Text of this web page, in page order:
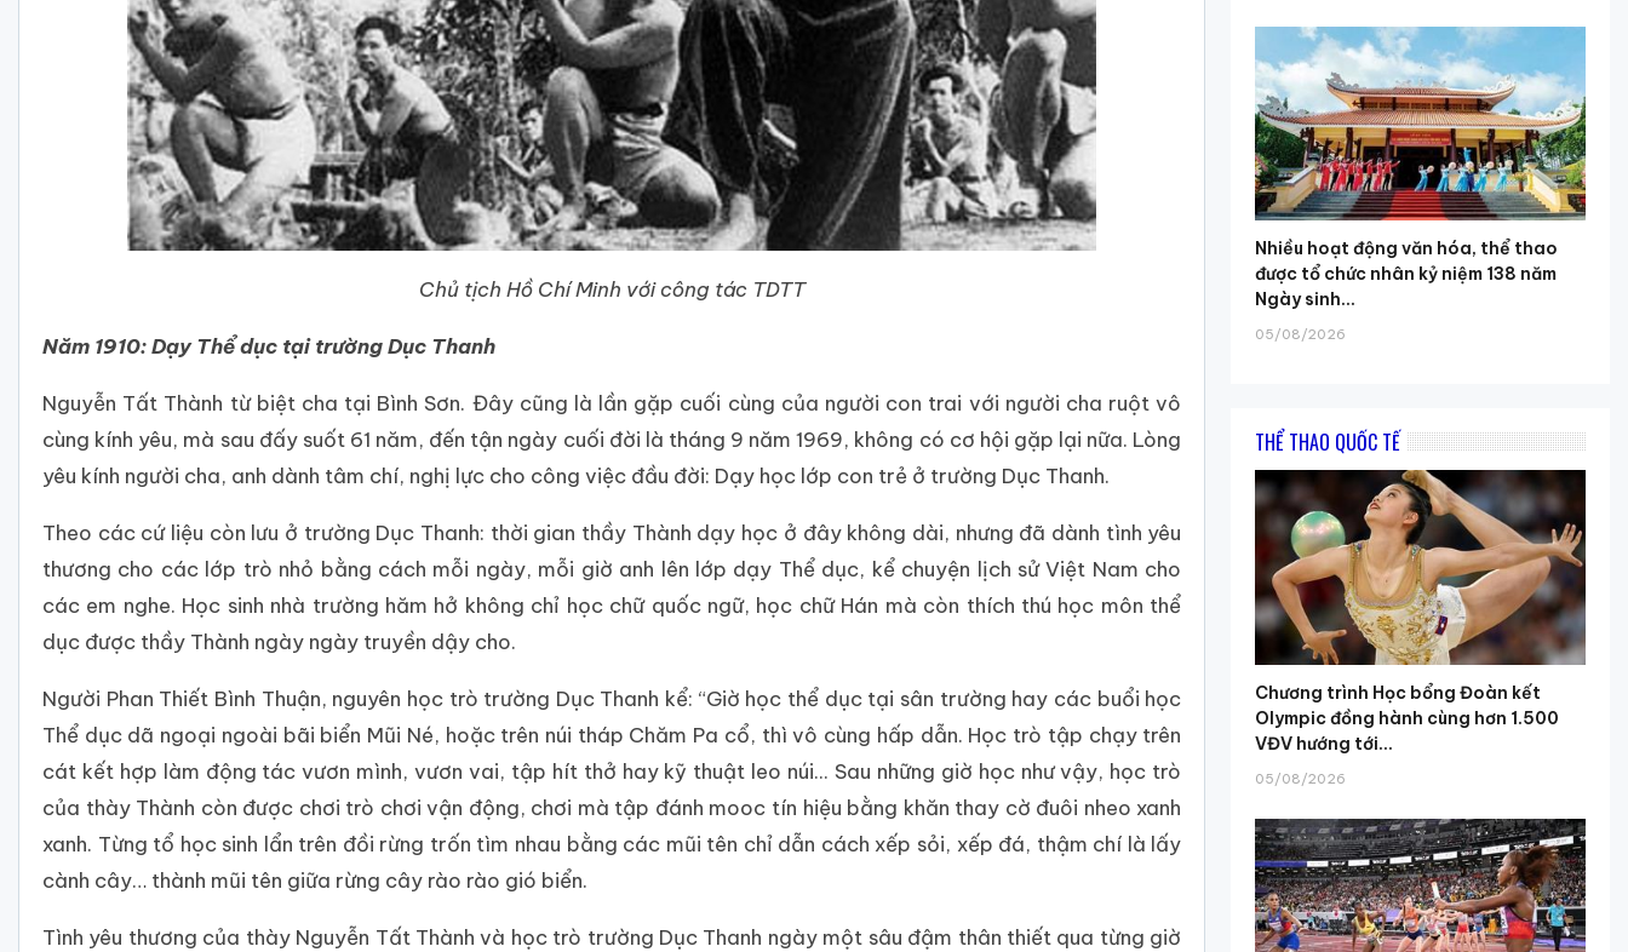
Chủ tịch Hồ Chí Minh với công tác TDTT
Năm 1910: Dạy Thể dục tại trường Dục Thanh
Nguyễn Tất Thành từ biệt cha tại Bình Sơn. Đây cũng là lần gặp cuối cùng của người con trai với người cha ruột vô
cùng kính yêu, mà sau đấy suốt 61 năm, đến tận ngày cuối đời là tháng 9 năm 1969, không có cơ hội gặp lại nữa. Lòng
yêu kính người cha, anh dành tâm chí, nghị lực cho công việc đầu đời: Dạy học lớp con trẻ ở trường Dục Thanh.
Theo các cứ liệu còn lưu ở trường Dục Thanh: thời gian thầy Thành dạy học ở đây không dài, nhưng đã dành tình yêu
thương cho các lớp trò nhỏ bằng cách mỗi ngày, mỗi giờ anh lên lớp dạy Thể dục, kể chuyện lịch sử Việt Nam cho
các em nghe. Học sinh nhà trường hăm hở không chỉ học chữ quốc ngữ, học chữ Hán mà còn thích thú học môn thể
dục được thầy Thành ngày ngày truyền dậy cho.
Người Phan Thiết Bình Thuận, nguyên học trò trường Dục Thanh kể: “Giờ học thể dục tại sân trường hay các buổi học
Thể dục dã ngoại ngoài bãi biển Mũi Né, hoặc trên núi tháp Chăm Pa cổ, thì vô cùng hấp dẫn. Học trò tập chạy trên
cát kết hợp làm động tác vươn mình, vươn vai, tập hít thở hay kỹ thuật leo núi... Sau những giờ học như vậy, học trò
của thày Thành còn được chơi trò chơi vận động, chơi mà tập đánh mooc tín hiệu bằng khăn thay cờ đuôi nheo xanh
xanh. Từng tổ học sinh lẩn trên đồi rừng trốn tìm nhau bằng các mũi tên chỉ dẫn cách xếp sỏi, xếp đá, thậm chí là lấy
cành cây… thành mũi tên giữa rừng cây rào rào gió biển.
Tình yêu thương của thày Nguyễn Tất Thành và học trò trường Dục Thanh ngày một sâu đậm thân thiết qua từng giờ
Nhiều hoạt động văn hóa, thể thao
được tổ chức nhân kỷ niệm 138 năm
Ngày sinh...
05/08/2026
THỂ THAO QUỐC TẾ
Chương trình Học bổng Đoàn kết
Olympic đồng hành cùng hơn 1.500
VĐV hướng tới...
05/08/2026